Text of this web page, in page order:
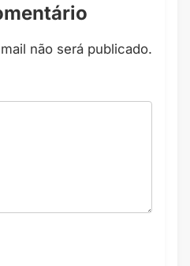
não será publicado.